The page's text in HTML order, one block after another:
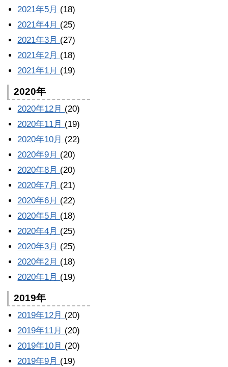
2021年5月 (18)
2021年4月 (25)
2021年3月 (27)
2021年2月 (18)
2021年1月 (19)
2020年
2020年12月 (20)
2020年11月 (19)
2020年10月 (22)
2020年9月 (20)
2020年8月 (20)
2020年7月 (21)
2020年6月 (22)
2020年5月 (18)
2020年4月 (25)
2020年3月 (25)
2020年2月 (18)
2020年1月 (19)
2019年
2019年12月 (20)
2019年11月 (20)
2019年10月 (20)
2019年9月 (19)